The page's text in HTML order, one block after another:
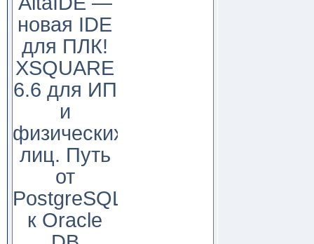
новая IDE
для ПЛК!
XSQUARE
6.6 для ИП
и
физических
лиц. Путь
от
PostgreSQL
к Oracle